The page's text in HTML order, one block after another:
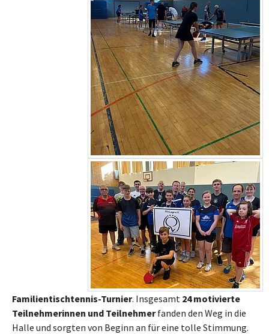
Familientischtennis-Turnier. Insgesamt 24 motivierte
Teilnehmerinnen und Teilnehmerfanden den Weg in die
Halle und sorgten von Beginn an für eine tolle Stimmung.